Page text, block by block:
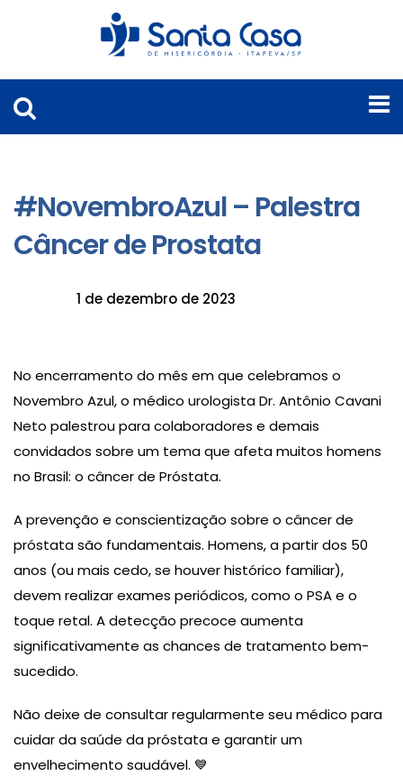
#NovembroAzul – Palestra
Câncer de Prostata
1 de dezembro de 2023
No encerramento do mês em que celebramos o
Novembro Azul, o médico urologista Dr. Antônio Cavani
Neto palestrou para colaboradores e demais
convidados sobre um tema que afeta muitos homens
no Brasil: o câncer de Próstata.
A prevenção e conscientização sobre o câncer de
próstata são fundamentais. Homens, a partir dos 50
anos (ou mais cedo, se houver histórico familiar),
devem realizar exames periódicos, como o PSA e o
toque retal. A detecção precoce aumenta
significativamente as chances de tratamento bem-
sucedido.
Não deixe de consultar regularmente seu médico para
cuidar da saúde da próstata e garantir um
envelhecimento saudável. 💙